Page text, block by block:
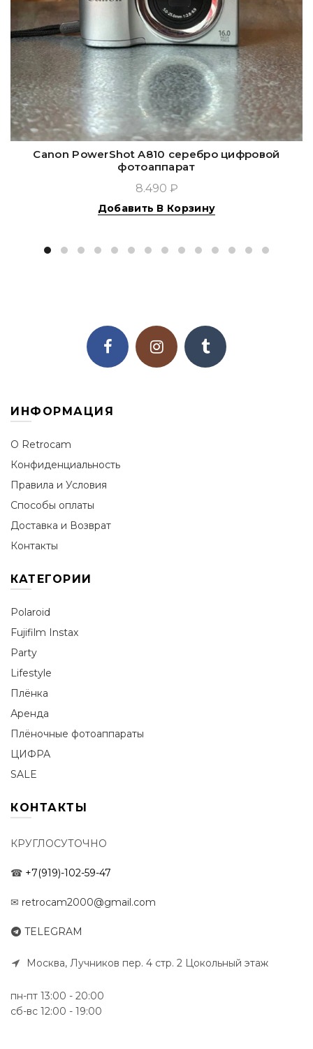
Canon PowerShot A810 серебро цифровой
фотоаппарат
8.490 ₽
Добавить В Корзину
ИНФОРМАЦИЯ
О Retrocam
Конфиденциальность
Правила и Условия
Способы оплаты
Доставка и Возврат
Контакты
КАТЕГОРИИ
Polaroid
Fujifilm Instax
Party
Lifestyle
Плёнка
Аренда
Плёночные фотоаппараты
ЦИФРА
SALE
КОНТАКТЫ
КРУГЛОСУТОЧНО
☎ +7(919)-102-59-47
✉ retrocam2000@gmail.com
TELEGRAM
Москва, Лучников пер. 4 стр. 2 Цокольный этаж
пн-пт 13:00 - 20:00
сб-вс 12:00 - 19:00